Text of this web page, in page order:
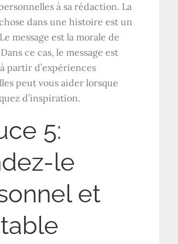
à sa rédaction. La
dans une histoire est un
message est la morale de
ce cas, le message est
à partir d’expériences
peut vous aider lorsque
d’inspiration.
5:
le
et